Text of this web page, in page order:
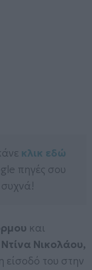
κλικ εδώ
πηγές σου
συχνά!
και
Νικολάου,
είσοδό του στην